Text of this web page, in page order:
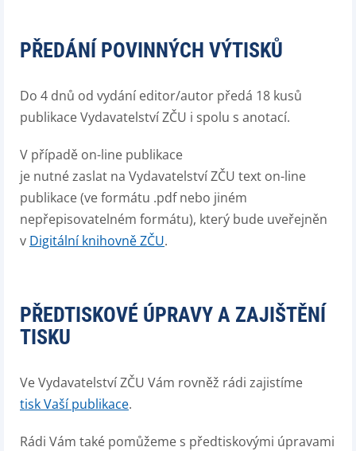
PŘEDÁNÍ POVINNÝCH VÝTISKŮ
Do 4 dnů od vydání editor/autor předá 18 kusů
publikace Vydavatelství ZČU i spolu s anotací.
V případě on-line publikace
je nutné zaslat na Vydavatelství ZČU text on-line
publikace (ve formátu .pdf nebo jiném
nepřepisovatelném formátu), který bude uveřejněn
v Digitální knihovně ZČU.
PŘEDTISKOVÉ ÚPRAVY A ZAJIŠTĚNÍ
TISKU
Ve Vydavatelství ZČU Vám rovněž rádi zajistíme
tisk Vaší publikace.
Rádi Vám také pomůžeme s předtiskovými úpravami